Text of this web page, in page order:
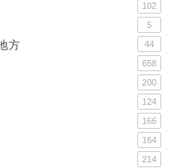
102
5
方 44
658
200
124
166
164
214